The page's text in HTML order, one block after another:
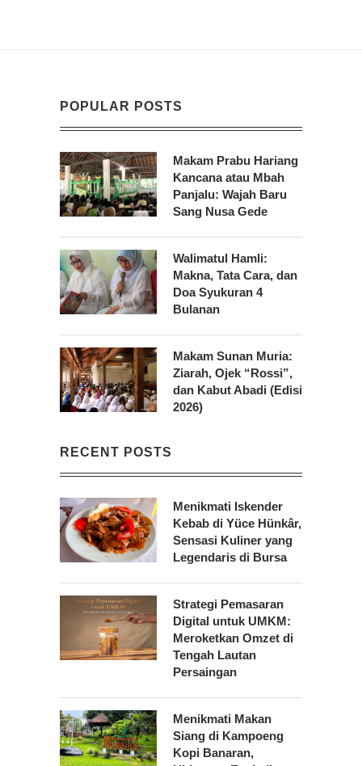
POPULAR POSTS
Makam Prabu Hariang
Kancana atau Mbah
Panjalu: Wajah Baru
Sang Nusa Gede
Walimatul Hamli:
Makna, Tata Cara, dan
Doa Syukuran 4
Bulanan
Makam Sunan Muria:
Ziarah, Ojek “Rossi”,
dan Kabut Abadi (Edisi
2026)
RECENT POSTS
Menikmati Iskender
Kebab di Yüce Hünkâr,
Sensasi Kuliner yang
Legendaris di Bursa
Strategi Pemasaran
Digital untuk UMKM:
Meroketkan Omzet di
Tengah Lautan
Persaingan
Menikmati Makan
Siang di Kampoeng
Kopi Banaran,